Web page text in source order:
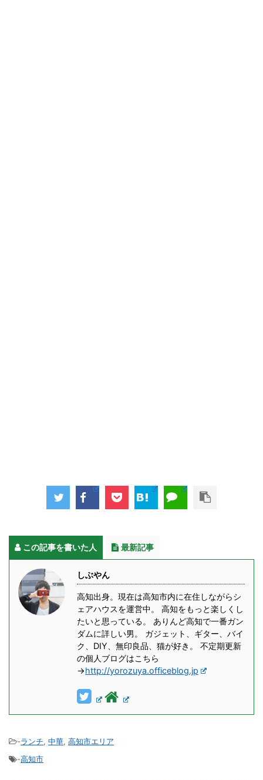
この記事を書いた人 最新記事
しぶやん
高知出身。現在は高知市内に在住しながらシ
ェアハウスを運営中。 高知をもっと楽しくし
たいと思っている。 ありんど高知で一番ガン
ダムに詳しい男。 ガジェット、ギター、バイ
ク、DIY、無印良品、猫が好き。 不定期更新
の個人ブログはこちら
→http://yorozuya.officeblog.jp
-ランチ, 中華, 高知市エリア
-高知市